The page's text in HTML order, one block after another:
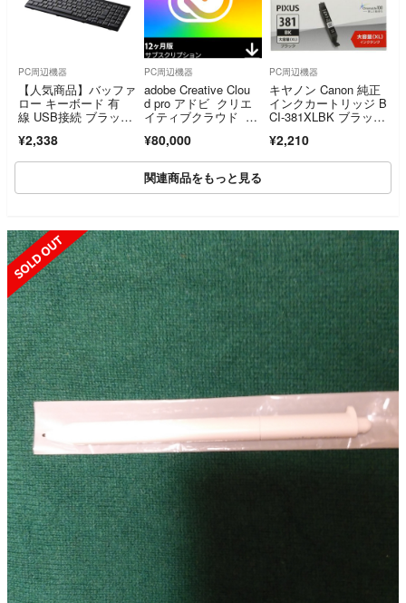
PC周辺機器
【人気商品】バッファ
ロー キーボード 有
線 USB接続 ブラッ
¥2,338
PC周辺機器
adobe Creative Clou
d pro アドビ クリエ
イティブクラウド プ
¥80,000
PC周辺機器
キヤノン Canon 純正
インクカートリッジ B
CI-381XLBK ブラッ
価商品】 【在庫セー
ル】
¥2,210
関連商品をもっと見る
SOLD OUT